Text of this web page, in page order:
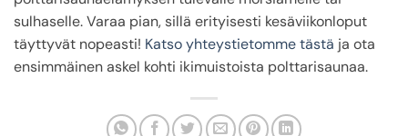
sulhaselle. Varaa pian, sillä erityisesti kesäviikonloput
täyttyvät nopeasti! Katso yhteystietomme tästä ja ota
ensimmäinen askel kohti ikimuistoista polttarisaunaa.